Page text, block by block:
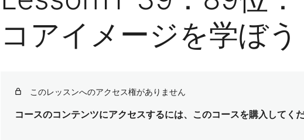
コアイメージを学ぼう
このレッスンへのアクセス権がありません
コースのコンテンツにアクセスするには、このコースを購入してく